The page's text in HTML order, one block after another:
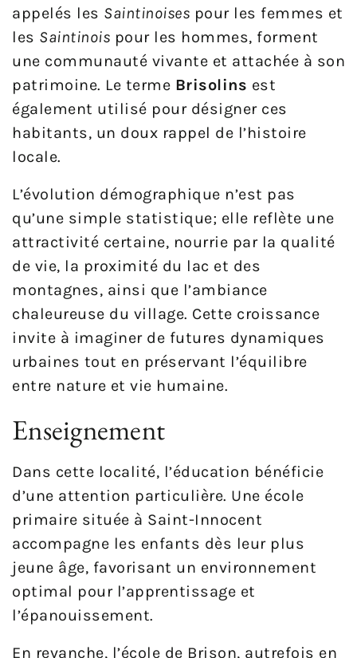
appelés les Saintinoises pour les femmes et
les Saintinois pour les hommes, forment
une communauté vivante et attachée à son
patrimoine. Le terme Brisolins est
également utilisé pour désigner ces
habitants, un doux rappel de l’histoire
locale.
L’évolution démographique n’est pas
qu’une simple statistique; elle reflète une
attractivité certaine, nourrie par la qualité
de vie, la proximité du lac et des
montagnes, ainsi que l’ambiance
chaleureuse du village. Cette croissance
invite à imaginer de futures dynamiques
urbaines tout en préservant l’équilibre
entre nature et vie humaine.
Enseignement
Dans cette localité, l’éducation bénéficie
d’une attention particulière. Une école
primaire située à Saint-Innocent
accompagne les enfants dès leur plus
jeune âge, favorisant un environnement
optimal pour l’apprentissage et
l’épanouissement.
En revanche, l’école de Brison, autrefois en